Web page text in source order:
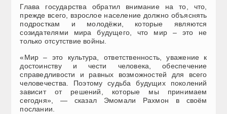
Глава государства обратил внимание на то, что,
прежде всего, взрослое население должно объяснять
подросткам и молодёжи, которые являются
созидателями мира будущего, что мир – это не
только отсутствие войны.
«Мир – это культура, ответственность, уважение к
достоинству и чести человека, обеспечение
справедливости и равных возможностей для всего
человечества. Поэтому судьба будущих поколений
зависит от решений, которые мы принимаем
сегодня», — сказал Эмомали Рахмон в своём
послании.